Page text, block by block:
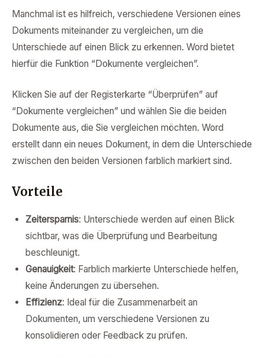
Manchmal ist es hilfreich, verschiedene Versionen eines
Dokuments miteinander zu vergleichen, um die
Unterschiede auf einen Blick zu erkennen. Word bietet
hierfür die Funktion “Dokumente vergleichen”.
Klicken Sie auf der Registerkarte “Überprüfen” auf
“Dokumente vergleichen” und wählen Sie die beiden
Dokumente aus, die Sie vergleichen möchten. Word
erstellt dann ein neues Dokument, in dem die Unterschiede
zwischen den beiden Versionen farblich markiert sind.
Vorteile
Zeitersparnis: Unterschiede werden auf einen Blick
sichtbar, was die Überprüfung und Bearbeitung
beschleunigt.
Genauigkeit: Farblich markierte Unterschiede helfen,
keine Änderungen zu übersehen.
Effizienz: Ideal für die Zusammenarbeit an
Dokumenten, um verschiedene Versionen zu
konsolidieren oder Feedback zu prüfen.